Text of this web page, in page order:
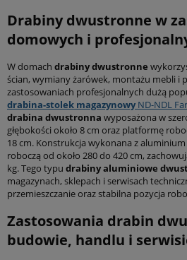
Drabiny dwustronne w
domowych i
W domach drabiny dwustronne
ścian, wymiany żarówek, montażu mebli i
zastosowaniach profesjonalnych dużą
drabina-stolek magazynowy ND-NDL
drabina dwustronna wyposażona w
głębokości około 8 cm oraz platformę
18 cm. Konstrukcja wykonana z
roboczą od około 280 do 420 cm,
kg. Tego typu drabiny aluminiowe
magazynach, sklepach i serwisach
przemieszczanie oraz stabilna pozycja
Zastosowania drabin
budowie, handlu i